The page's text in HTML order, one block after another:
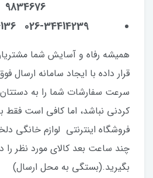
9834676
همیشه رفاه و‌ آسایش شما
قرار داده با ایجاد سامانه ارسال
سرعت سفارشات شما را به
کردنی نباشد، اما کافی است فقط
فروشگاه اینترنتی لوازم خانگی
چند ساعت بعد کالای مورد نظر
بگیرید.(بستگی به محل ارسال)